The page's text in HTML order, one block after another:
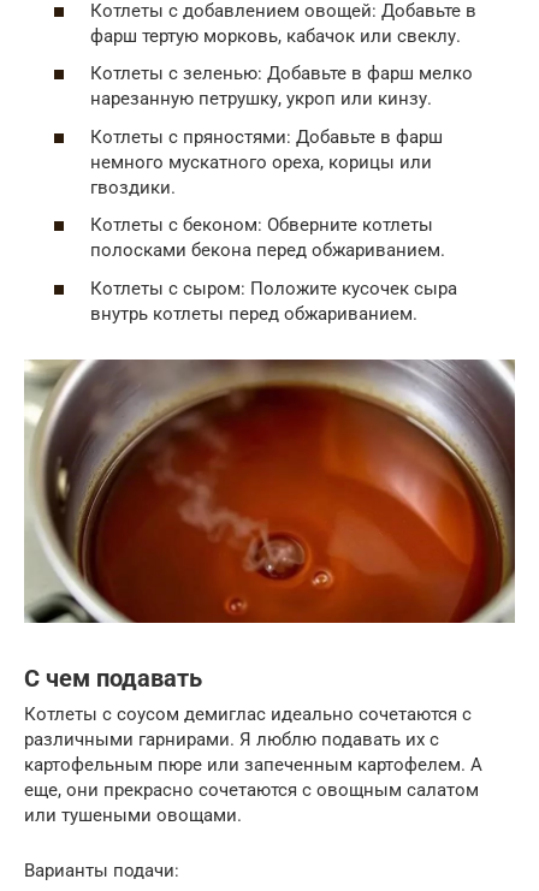
Котлеты с добавлением овощей: Добавьте в
фарш тертую морковь, кабачок или свеклу.
Котлеты с зеленью: Добавьте в фарш мелко
нарезанную петрушку, укроп или кинзу.
Котлеты с пряностями: Добавьте в фарш
немного мускатного ореха, корицы или
гвоздики.
Котлеты с беконом: Обверните котлеты
полосками бекона перед обжариванием.
Котлеты с сыром: Положите кусочек сыра
внутрь котлеты перед обжариванием.
С чем подавать
Котлеты с соусом демиглас идеально сочетаются с
различными гарнирами. Я люблю подавать их с
картофельным пюре или запеченным картофелем. А
еще, они прекрасно сочетаются с овощным салатом
или тушеными овощами.
Варианты подачи: